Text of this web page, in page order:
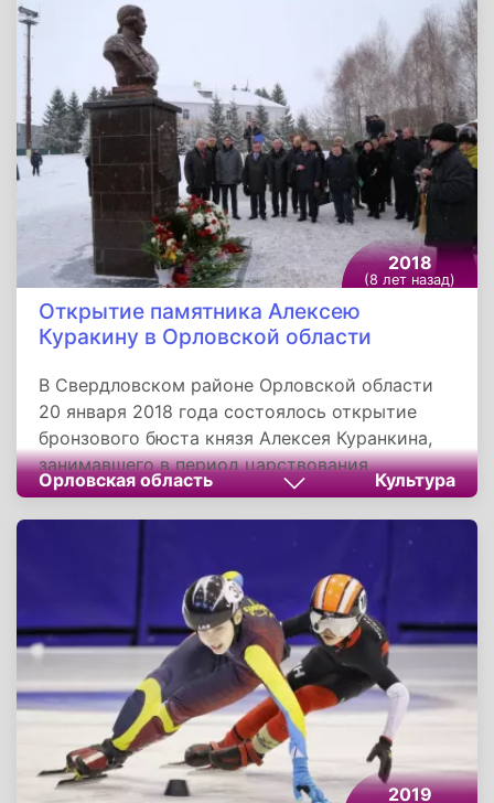
фигурному катанию во второй раз в истории.
На чемпионате сборная России завоевала
девять медалей - два золота, четыре серебра
и три бронзы.
2018
(8 лет назад)
Открытие памятника Алексею
Куракину в Орловской области
В Свердловском районе Орловской области
20 января 2018 года состоялось открытие
бронзового бюста князя Алексея Куранкина,
занимавшего в период царствования
императоров Павла I и Александра I ряд
высших постов, в том числе - министра
внутренних дел. Церемония прошла в поселке
Куракинский, где располагался усадебный
комплекс, утраченный в годы Великой
Отечественной войны. Алексей Борисович
Куракин для своего времени был звездой
первой величины. На постах генерал-
прокурора, министра внутренних дел он
многое сделал для России.
Орловская область Культура
2019